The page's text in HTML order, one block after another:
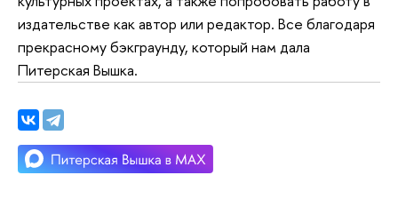
издательстве как автор или редактор. Все благодаря
прекрасному бэкграунду, который нам дала
Питерская Вышка.